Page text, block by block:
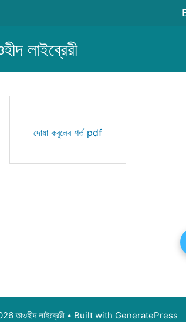
লাইব্রেরী
দোয়া কবুলের শর্ত pdf
তাওহীদ লাইব্রেরী • Built with GeneratePress